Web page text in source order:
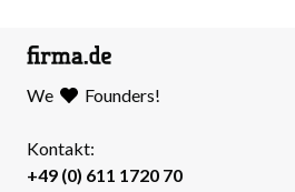
We Founders!
Kontakt:
+49 (0) 611 1720 70